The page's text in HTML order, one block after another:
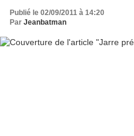
Publié le 02/09/2011 à 14:20
Par Jeanbatman